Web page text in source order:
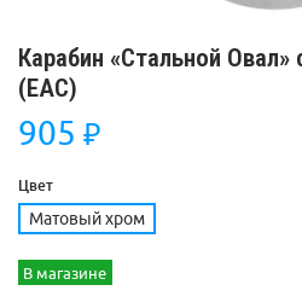
Карабин «Стальной
(ЕАС)
905 ₽
Цвет
Матовый хром
В магазине